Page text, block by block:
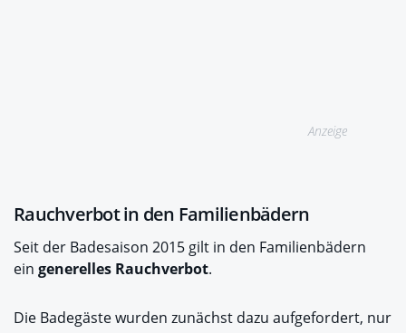
Anzeige
Rauchverbot in den Familienbädern
Seit der Badesaison 2015 gilt in den Familienbädern
ein generelles Rauchverbot.
Die Badegäste wurden zunächst dazu aufgefordert, nur